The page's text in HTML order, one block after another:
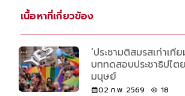
เนื้อหาที่เกี่ยวข้อง
‘ประชามติสมรสเท่าเที
บททดสอบประชาธิปไต
มนุษย์
02 ก.พ. 2569 18